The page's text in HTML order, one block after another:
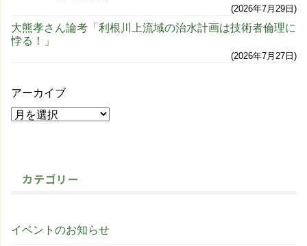
2026年7月29日
大熊孝さん論考「利根川上流域の治水計画は技術者倫理に
悖る！」
2026年7月27日
アーカイブ
カテゴリー
イベントのお知らせ